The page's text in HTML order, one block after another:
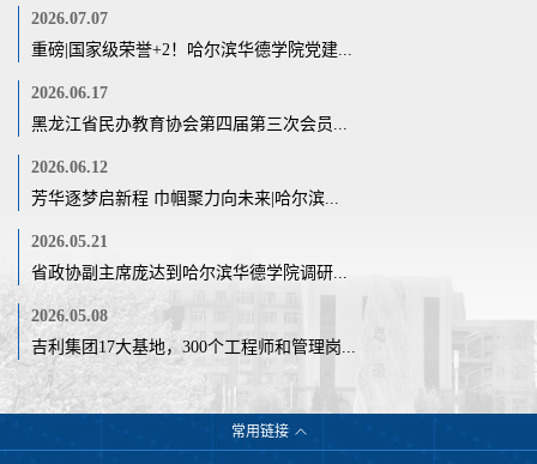
2026.07.07
重磅|国家级荣誉+2！哈尔滨华德学院党建...
2026.06.17
黑龙江省民办教育协会第四届第三次会员...
2026.06.12
芳华逐梦启新程 巾帼聚力向未来|哈尔滨...
2026.05.21
省政协副主席庞达到哈尔滨华德学院调研...
2026.05.08
吉利集团17大基地，300个工程师和管理岗...
常用链接